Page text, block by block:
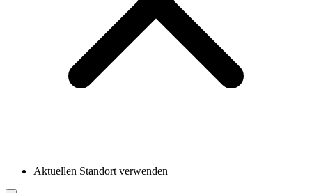
Aktuellen Standort verwenden